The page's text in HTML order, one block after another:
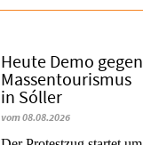
Heute Demo gegen
Massentourismus
in Sóller
vom 08.08.2026